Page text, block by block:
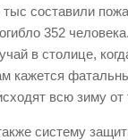
тыс составили
352
в столице,
кажется
всю зиму от
систему